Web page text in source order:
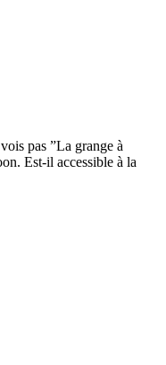
pas ”La grange à
Est-il accessible à la